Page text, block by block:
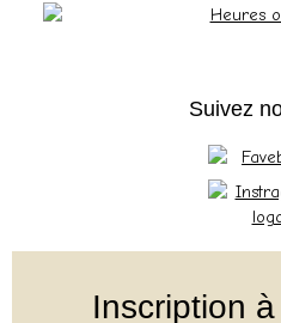
Suivez
Inscription